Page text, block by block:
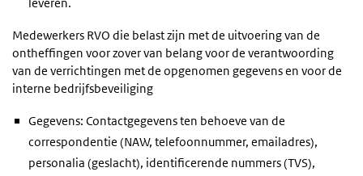
Medewerkers RVO die belast zijn met de uitvoering van de
ontheffingen voor zover van belang voor de verantwoording
van de verrichtingen met de opgenomen gegevens en voor de
interne bedrijfsbeveiliging
Gegevens: Contactgegevens ten behoeve van de
correspondentie (NAW, telefoonnummer, emailadres),
personalia (geslacht), identificerende nummers (TVS),